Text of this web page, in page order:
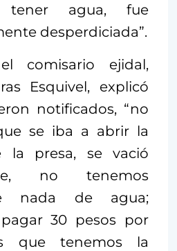
agua, fue
desperdiciada”.
comisario ejidal,
Esquivel, explicó
notificados, “no
se iba a abrir la
la presa, se vació
no tenemos
nada de agua;
30 pesos por
que tenemos la